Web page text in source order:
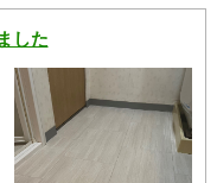
した